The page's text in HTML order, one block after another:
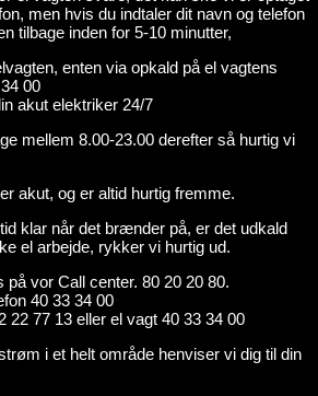
men hvis du indtaler dit navn og telefon
tilbage inden for 5-10 minutter,
enten via opkald på el vagtens
00
akut elektriker 24/7
mellem 8.00-23.00 derefter så hurtig vi
akut, og er altid hurtig fremme.
klar når det brænder på, er det udkald
el arbejde, rykker vi hurtig ud.
på vor Call center. 80 20 20 80.
40 33 34 00
22 77 13 eller el vagt 40 33 34 00
i et helt område henviser vi dig til din